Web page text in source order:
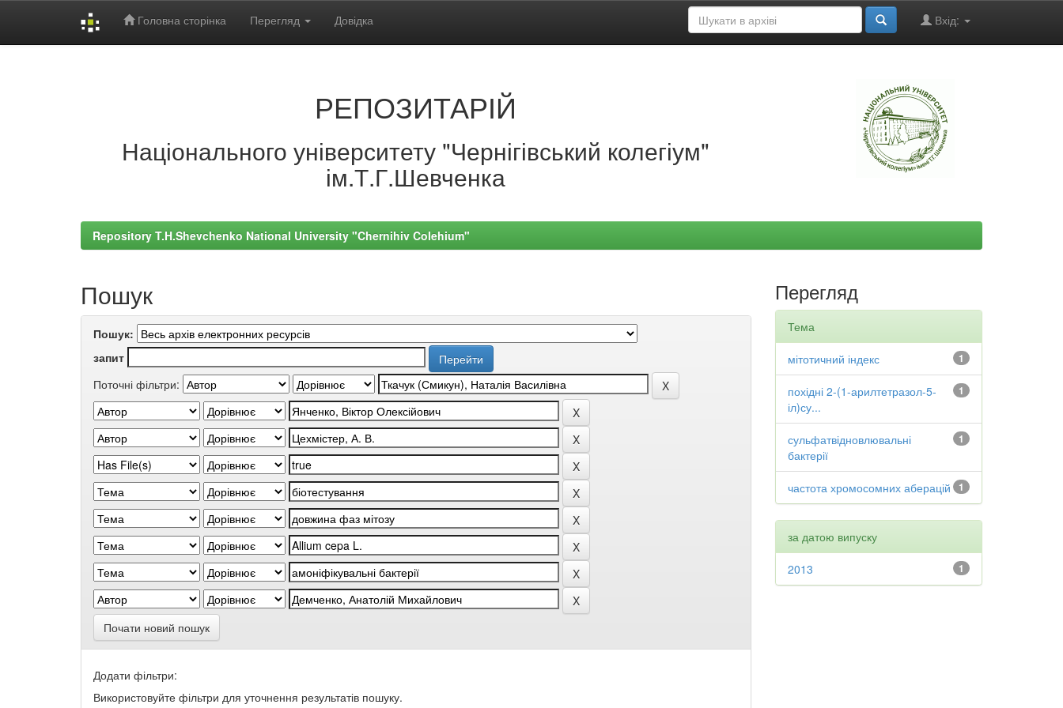
Головна сторінка Перегляд Довідка Вхід:
РЕПОЗИТАРІЙ
Національного університету "Чернігівський колегіум"
ім.Т.Г.Шевченка
Repository T.H.Shevchenko National University "Chernihiv Colehium"
Пошук
Пошук:
запит
Поточні фільтри:
Почати новий пошук
Додати фільтри:
Використовуйте фільтри для уточнення результатів пошуку.
Перегляд
Тема
1
мітотичний індекс
1
похідні 2-(1-арилтетразол-5-
іл)су...
1
сульфатвідновлювальні
бактерії
1
частота хромосомних аберацій
за датою випуску
1
2013